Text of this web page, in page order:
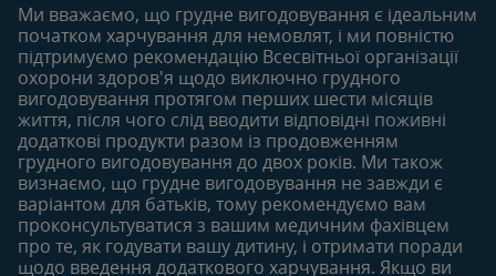
Придбати
Наші бренди
Безкоштовні тестування
6-12 місяців
Статті
Продукти
12-18 місяців
Статті
Продукти
18-24 місяців
Статті
Продукти
Ми вважаємо, що грудне вигодовування є ідеальним
початком харчування для немовлят, і ми повністю
підтримуємо рекомендацію Всесвітньої організації
охорони здоров'я щодо виключно грудного
вигодовування протягом перших шести місяців
життя, після чого слід вводити відповідні поживні
додаткові продукти разом із продовженням
грудного вигодовування до двох років. Ми також
визнаємо, що грудне вигодовування не завжди є
варіантом для батьків, тому рекомендуємо вам
проконсультуватися з вашим медичним фахівцем
про те, як годувати вашу дитину, і отримати поради
щодо введення додаткового харчування. Якщо ви